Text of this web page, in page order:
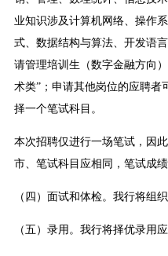
业知识涉及计算机网络、操作
式、数据结构与算法、开发语
请管理培训生（数字金融方向
术类”；申请其他岗位的应聘者
择一个笔试科目。
本次招聘仅进行一场笔试，因
市、笔试科目应相同，笔试成
（四）面试和体检。我行将组
（五）录用。我行将择优录用应